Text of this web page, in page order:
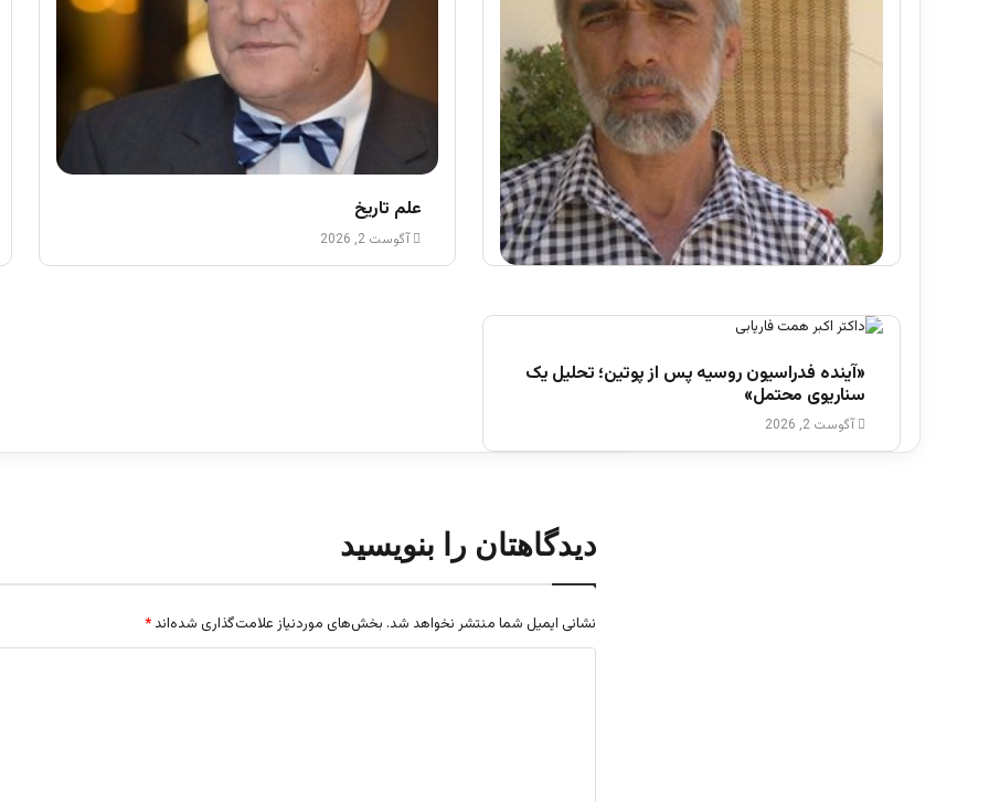
مأموریت طالبان
آگوست 3, 2026
علم تاریخ
آگوست 2, 2026
«آینده فدراسیون روسیه پس از پوتین؛ تحلیل یک
سناریوی محتمل»
آگوست 2, 2026
دیدگاهتان را بنویسید
نشانی ایمیل شما منتشر نخواهد شد. بخش‌های موردنیاز علامت‌گذاری شده‌اند *